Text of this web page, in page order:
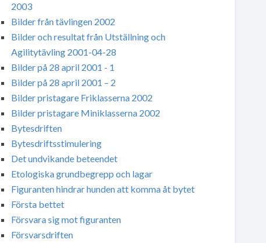
2003
Bilder från tävlingen 2002
Bilder och resultat från Utställning och
Agilitytävling 2001-04-28
Bilder på 28 april 2001 - 1
Bilder på 28 april 2001 – 2
Bilder pristagare Friklasserna 2002
Bilder pristagare Miniklasserna 2002
Bytesdriften
Bytesdriftsstimulering
Det undvikande beteendet
Etologiska grundbegrepp och lagar
Figuranten hindrar hunden att komma åt bytet
Första bettet
Försvara sig mot figuranten
Försvarsdriften